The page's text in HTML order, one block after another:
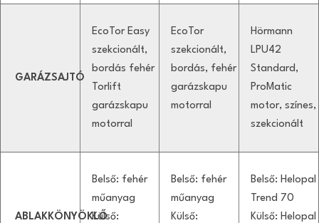
GARÁZSAJTÓ
EcoTor Easy
szekcionált,
bordás fehér
Torlift
garázskapu
motorral
EcoTor
szekcionált,
bordás, fehér
garázskapu
motorral
Hörmann
LPU42
Standard,
ProMatic
motor, színes,
szekcionált
ABLAKKÖNYÖKLŐ
Belső: fehér
műanyag
Külső:
Belső: fehér
műanyag
Külső:
Belső: Helopal
Trend 70
Külső: Helopal